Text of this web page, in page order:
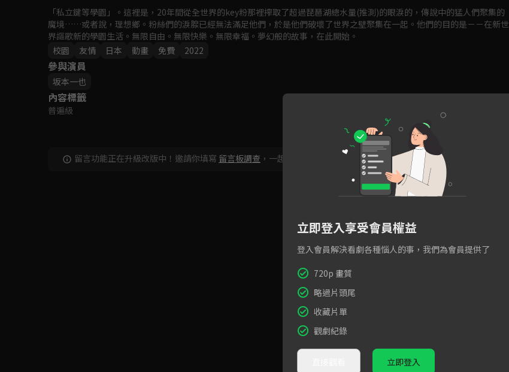
「私立鍵等學園」。這裡是，20年間從全世界的key粉那裡搾取了超過琵琶湖總水量(推測)的眼淚的，傳說中的猛人們聚集的
魔境……或者說，理想鄉。粉絲們的淚腺已經無法滿足他們，於是他們破壞了世界之壁聚集在一起。他們的目的是－－在新世
界謳歌新的學園生活。無限自由。無限快樂。無限幸福。夢幻般的故事，在此開始。
校園
友情 日本 動畫 免費 2022
參與演員
坂本一也
內容標籤
普遍級
留言功能正在升級改版中！邀請你填寫 留言板調查 ，一起共創新版留言功能！
立即登入享受會員權益
登入會員解決看劇各種惱人的事，我們為會員提供了
720p 畫質
略過片頭尾
收藏片單
觀劇紀錄
立即登入